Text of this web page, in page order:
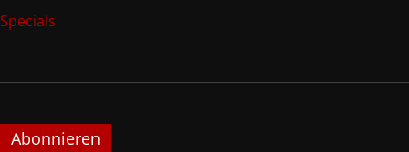
Specials
Abonnieren